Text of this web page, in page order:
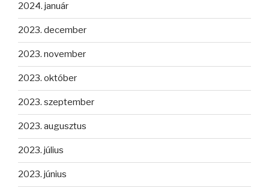
2024. január
2023. december
2023. november
2023. október
2023. szeptember
2023. augusztus
2023. július
2023. június